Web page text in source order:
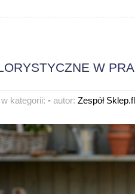
W
w kategorii: - autor: Zespół